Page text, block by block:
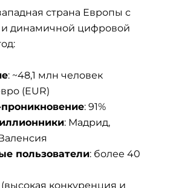
страна Европы с
и динамичной цифровой
: ~48,1 млн человек
(EUR)
: 91%
: Мадрид,
пользователи: более 40
(высокая конкуренция и